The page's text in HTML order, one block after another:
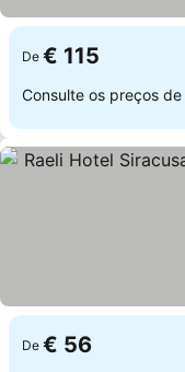
De € 115
Consulte os preços de
De € 56